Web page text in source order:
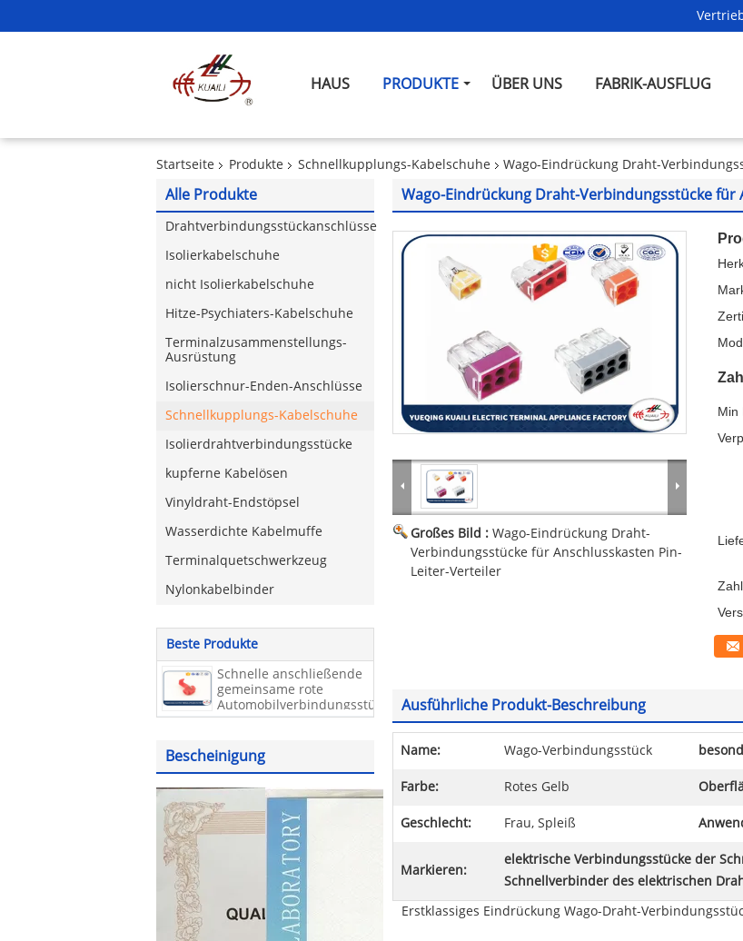
HAUS PRODUKTE ÜBER UNS FABRIK-AUSFLUG
Startseite Produkte Schnellkupplungs-Kabelschuhe Wago-Eindrückung Draht-
Alle Produkte
Drahtverbindungsstückanschlüsse
Isolierkabelschuhe
nicht Isolierkabelschuhe
Hitze-Psychiaters-Kabelschuhe
Terminalzusammenstellungs-
Ausrüstung
Isolierschnur-Enden-Anschlüsse
Schnellkupplungs-Kabelschuhe
Isolierdrahtverbindungsstücke
kupferne Kabelösen
Vinyldraht-Endstöpsel
Wasserdichte Kabelmuffe
Terminalquetschwerkzeug
Nylonkabelbinder
Beste Produkte
Schnelle anschließende
gemeinsame rote
Automobilverbindungsstück-
elektrische Falz-Kabel-
Bescheinigung
Wago-Eindrückung Draht-Verbindungsstücke für
Großes Bild : Wago-Eindrückung Draht-
Verbindungsstücke für Anschlusskasten Pin-
Leiter-Verteiler
Min
Ausführliche Produkt-Beschreibung
Name: Wago-Verbindungsstück
Farbe: Rotes Gelb
Geschlecht: Frau, Spleiß
Markieren:
elektrische Verbindungsstücke der
Schnellverbinder des elektrischen
Erstklassiges Eindrückung Wago-Draht-